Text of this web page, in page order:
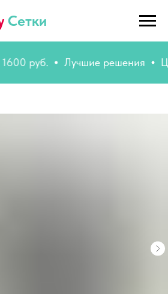
Сетки
руб. Лучшие решения